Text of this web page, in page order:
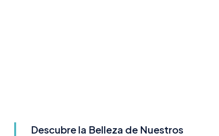
Descubre la Belleza de Nuestros